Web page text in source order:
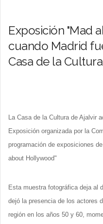
Exposición "Mad
cuando Madrid
Casa de la Cultura
La Casa de la Cultura de Ajalvir
Exposición organizada por la
programación de exposiciones
about Hollywood"
Esta muestra fotográfica deja al
dejó la presencia de los actores
región en los años 50 y 60,